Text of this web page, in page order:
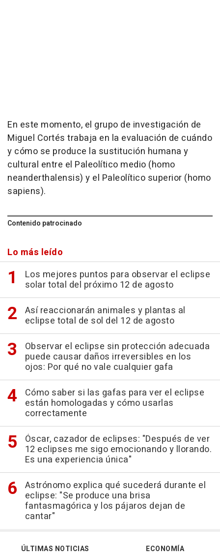
En este momento, el grupo de investigación de
Miguel Cortés trabaja en la evaluación de cuándo
y cómo se produce la sustitución humana y
cultural entre el Paleolítico medio (homo
neanderthalensis) y el Paleolítico superior (homo
sapiens).
Contenido patrocinado
Lo más leído
Los mejores puntos para observar el eclipse
solar total del próximo 12 de agosto
Así reaccionarán animales y plantas al
eclipse total de sol del 12 de agosto
Observar el eclipse sin protección adecuada
puede causar daños irreversibles en los
ojos: Por qué no vale cualquier gafa
Cómo saber si las gafas para ver el eclipse
están homologadas y cómo usarlas
correctamente
Óscar, cazador de eclipses: "Después de ver
12 eclipses me sigo emocionando y llorando.
Es una experiencia única"
Astrónomo explica qué sucederá durante el
eclipse: "Se produce una brisa
fantasmagórica y los pájaros dejan de
cantar"
ÚLTIMAS NOTICIAS
ECONOMÍA